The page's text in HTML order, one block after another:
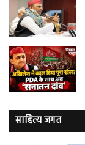
साहित्य जगत